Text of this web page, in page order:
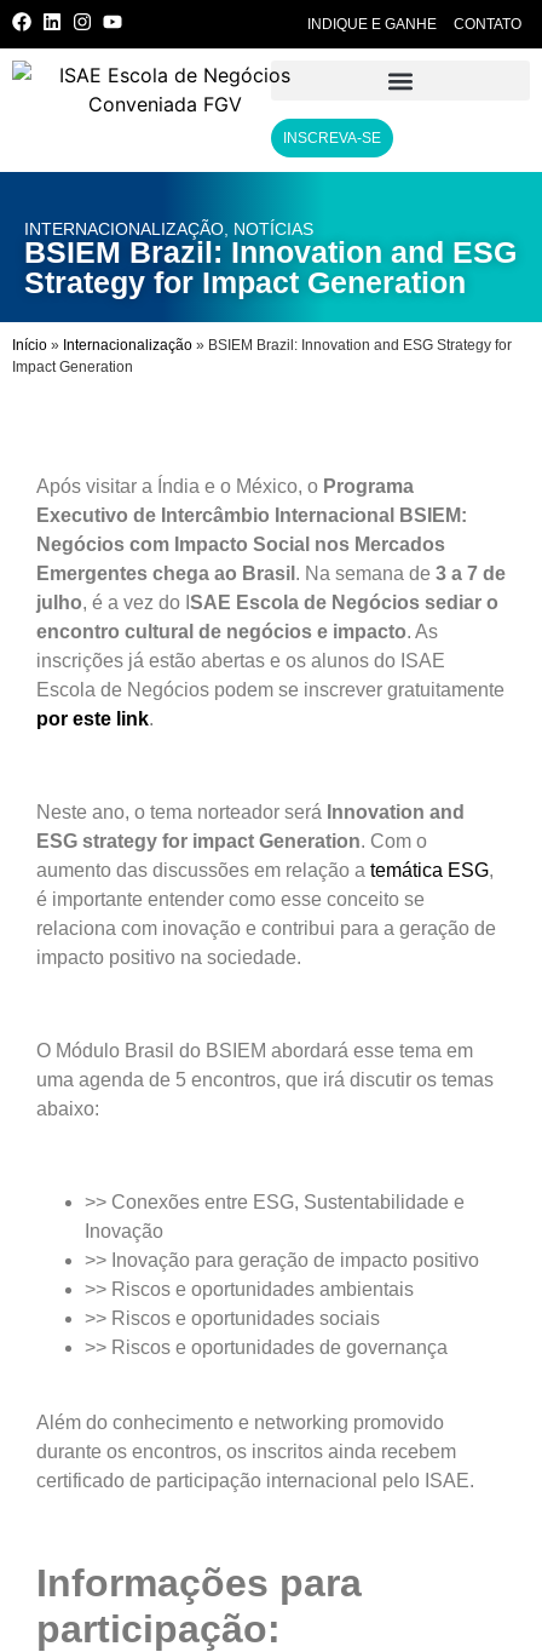
INDIQUE E GANHE CONTATO
INSCREVA-SE
INTERNACIONALIZAÇÃO NOTÍCIAS
BSIEM Brazil: Innovation and ESG
Strategy for Impact Generation
Início » Internacionalização » BSIEM Brazil: Innovation and ESG Strategy for
Impact Generation
Após visitar a Índia e o México, o Programa
Executivo de Intercâmbio Internacional BSIEM:
Negócios com Impacto Social nos Mercados
Emergentes chega ao Brasil . Na semana de 3 a 7 de
julho, é a vez do I SAE Escola de Negócios sediar o
encontro cultural de negócios e impacto. As
inscrições já estão abertas e os alunos do ISAE
Escola de Negócios podem se inscrever gratuitamente
por este link.
Neste ano, o tema norteador será Innovation and
ESG strategy for impact Generation. Com o
aumento das discussões em relação a temática ESG,
é importante entender como esse conceito se
relaciona com inovação e contribui para a geração de
impacto positivo na sociedade.
O Módulo Brasil do BSIEM abordará esse tema em
uma agenda de 5 encontros, que irá discutir os temas
abaixo:
>> Conexões entre ESG, Sustentabilidade e
Inovação
>> Inovação para geração de impacto positivo
>> Riscos e oportunidades ambientais
>> Riscos e oportunidades sociais
>> Riscos e oportunidades de governança
Além do conhecimento e networking promovido
durante os encontros, os inscritos ainda recebem
certificado de participação internacional pelo ISAE.
Informações para
participação: